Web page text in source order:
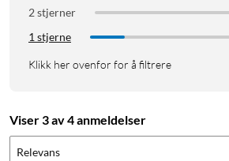
2 stjerner
1 stjerne
Klikk her ovenfor for å filtrere
Viser 3 av 4 anmeldelser
Relevans